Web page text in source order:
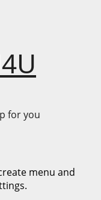
for you
menu and